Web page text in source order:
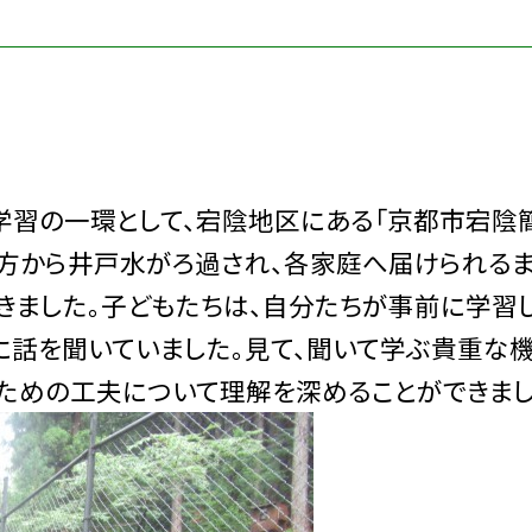
の一環として、宕陰地区にある「京都市宕陰
から井戸水がろ過され、各家庭へ届けられる
した。子どもたちは、自分たちが事前に学習
を聞いていました。見て、聞いて学ぶ貴重な
の工夫について理解を深めることができま